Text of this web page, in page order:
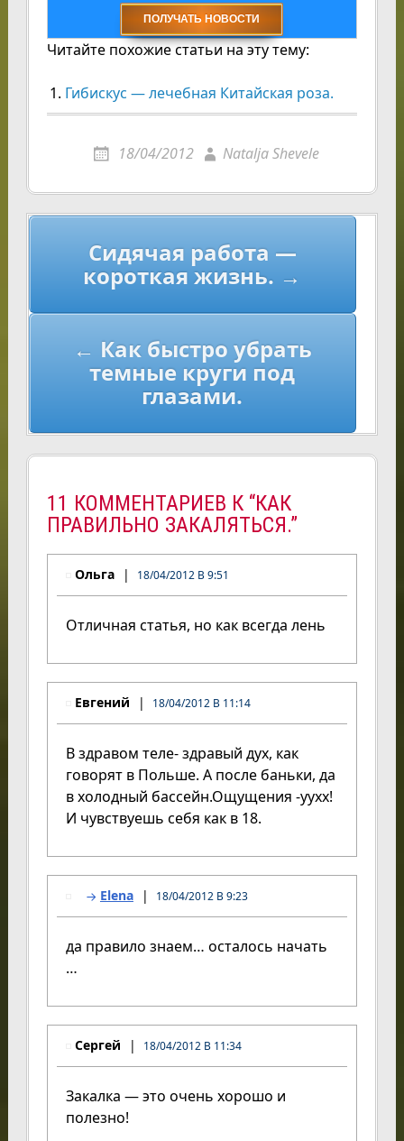
Читайте похожие статьи на эту тему:
Гибискус — лечебная Китайская роза.
18/04/2012 Natalja Shevele
Навигация
записям
Сидячая работа —
короткая жизнь. →
← Как быстро убрать
темные круги под
глазами.
11 КОММЕНТАРИЕВ К “КАК
ПРАВИЛЬНО ЗАКАЛЯТЬСЯ.”
Ольга 18/04/2012 В 9:51
Отличная статья, но как всегда лень
Евгений 18/04/2012 В 11:14
В здравом теле- здравый дух, как
говорят в Польше. А после баньки, да
в холодный бассейн.Ощущения -уухх!
И чувствуешь себя как в 18.
Elena 18/04/2012 В 9:23
да правило знаем… осталось начать
…
Сергей 18/04/2012 В 11:34
Закалка — это очень хорошо и
полезно!